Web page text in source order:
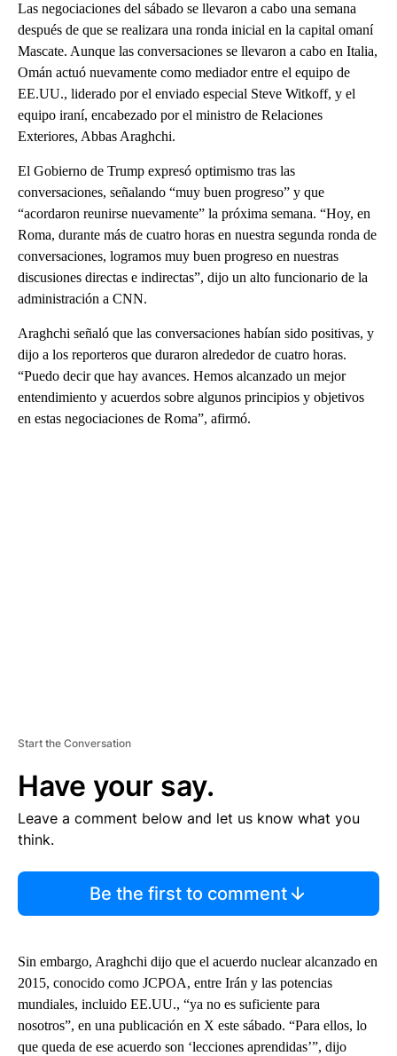
Las negociaciones del sábado se llevaron a cabo una semana
después de que se realizara una ronda inicial en la capital omaní
Mascate. Aunque las conversaciones se llevaron a cabo en Italia,
Omán actuó nuevamente como mediador entre el equipo de
EE.UU., liderado por el enviado especial Steve Witkoff, y el
equipo iraní, encabezado por el ministro de Relaciones
Exteriores, Abbas Araghchi.
El Gobierno de Trump expresó optimismo tras las
conversaciones, señalando “muy buen progreso” y que
“acordaron reunirse nuevamente” la próxima semana. “Hoy, en
Roma, durante más de cuatro horas en nuestra segunda ronda de
conversaciones, logramos muy buen progreso en nuestras
discusiones directas e indirectas”, dijo un alto funcionario de la
administración a CNN.
Araghchi señaló que las conversaciones habían sido positivas, y
dijo a los reporteros que duraron alrededor de cuatro horas.
“Puedo decir que hay avances. Hemos alcanzado un mejor
entendimiento y acuerdos sobre algunos principios y objetivos
en estas negociaciones de Roma”, afirmó.
Start the Conversation
Have your say.
Leave a comment below and let us know what you
think.
Be the first to comment
Sin embargo, Araghchi dijo que el acuerdo nuclear alcanzado en
2015, conocido como JCPOA, entre Irán y las potencias
mundiales, incluido EE.UU., “ya no es suficiente para
nosotros”, en una publicación en X este sábado. “Para ellos, lo
que queda de ese acuerdo son ‘lecciones aprendidas’”, dijo